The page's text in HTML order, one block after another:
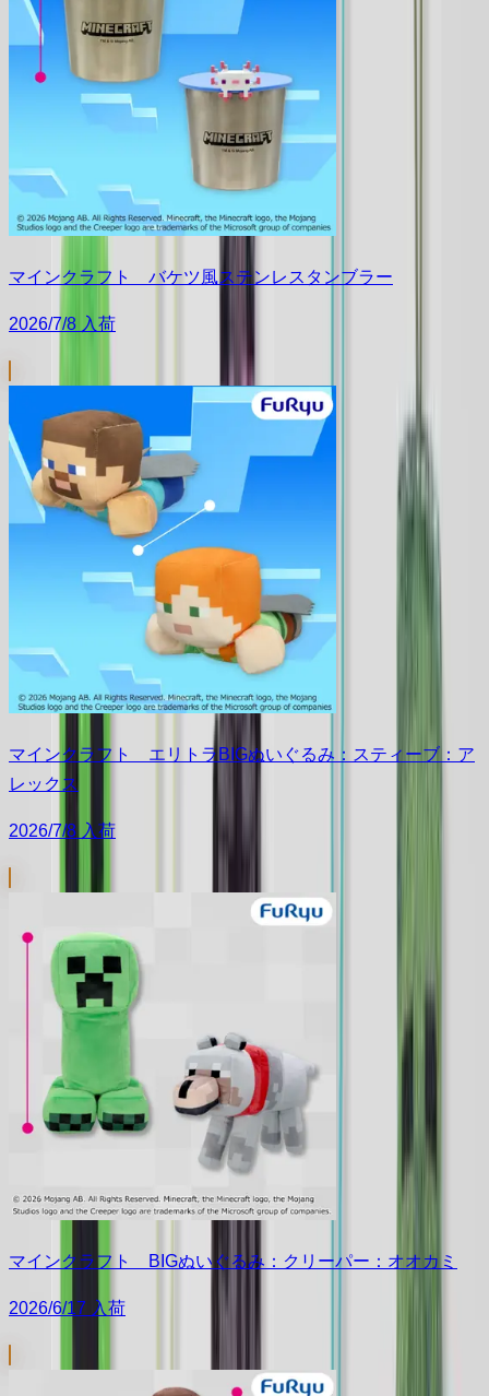
マインクラフト バケツ風ステンレスタンブラー
2026/7/8 入荷
マインクラフト エリトラBIGぬいぐるみ：スティーブ：ア
レックス
2026/7/8 入荷
マインクラフト BIGぬいぐるみ：クリーパー：オオカミ
2026/6/17 入荷